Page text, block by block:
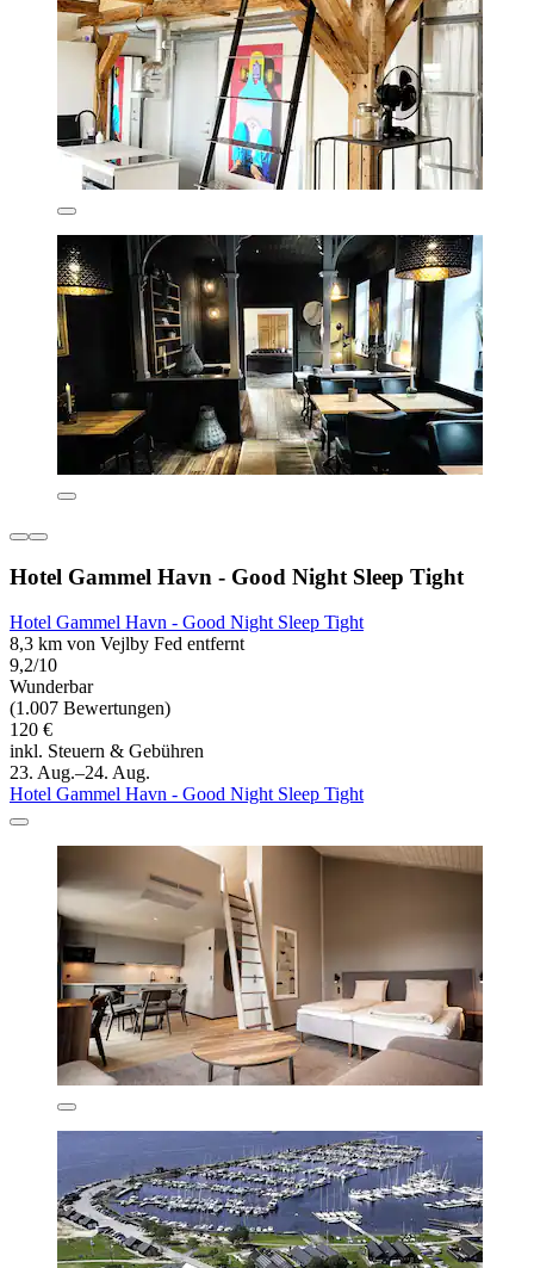
Hotel Gammel Havn - Good Night Sleep Tight
Hotel Gammel Havn - Good Night Sleep Tight
8,3 km von Vejlby Fed entfernt
9,2/10
Wunderbar
(1.007 Bewertungen)
120 €
inkl. Steuern & Gebühren
23. Aug.–24. Aug.
Hotel Gammel Havn - Good Night Sleep Tight